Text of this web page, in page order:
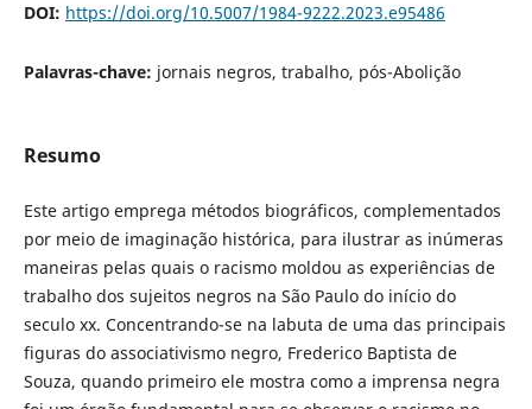
DOI: https://doi.org/10.5007/1984-9222.2023.e95486
Palavras-chave: jornais negros, trabalho, pós-Abolição
Resumo
Este artigo emprega métodos biográficos, complementados
por meio de imaginação histórica, para ilustrar as inúmeras
maneiras pelas quais o racismo moldou as experiências de
trabalho dos sujeitos negros na São Paulo do início do
seculo xx. Concentrando-se na labuta de uma das principais
figuras do associativismo negro, Frederico Baptista de
Souza, quando primeiro ele mostra como a imprensa negra